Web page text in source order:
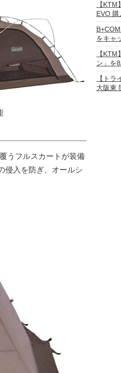
うフルスカートが装備
侵入を防ぎ、オールシ
【
EVO 購
をキャ
【
ン」を
【ト
大阪東